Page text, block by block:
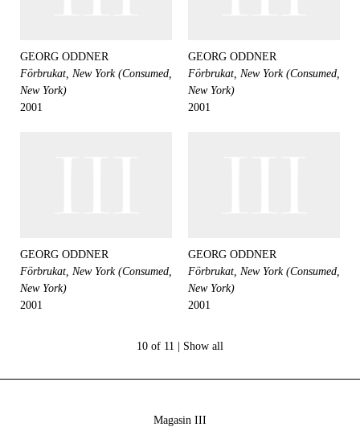
GEORG ODDNER
Förbrukat, New York (Consumed,
New York)
2001
GEORG ODDNER
Förbrukat, New York (Consumed,
New York)
2001
GEORG ODDNER
Förbrukat, New York (Consumed,
New York)
2001
GEORG ODDNER
Förbrukat, New York (Consumed,
New York)
2001
10 of 11 | Show all
Magasin III